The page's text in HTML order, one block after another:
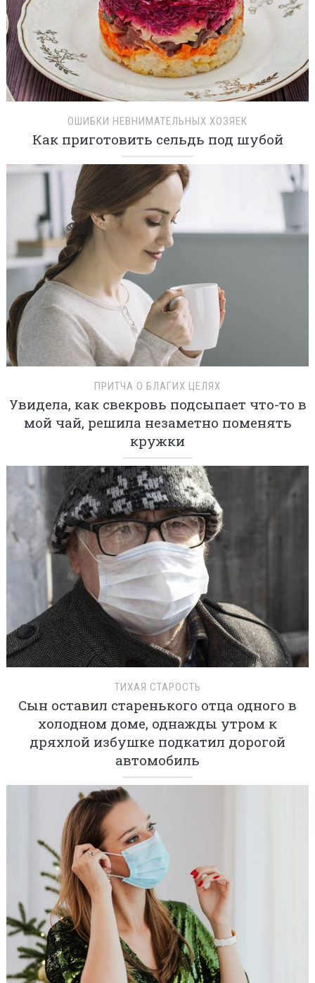
ОШИБКИ НЕВНИМАТЕЛЬНЫХ ХОЗЯЕК
Как приготовить сельдь под шубой
ПРИТЧА О БЛАГИХ ЦЕЛЯХ
Увидела, как свекровь подсыпает что-то в
мой чай, решила незаметно поменять
кружки
ТИХАЯ СТАРОСТЬ
Сын оставил старенького отца одного в
холодном доме, однажды утром к
дряхлой избушке подкатил дорогой
автомобиль